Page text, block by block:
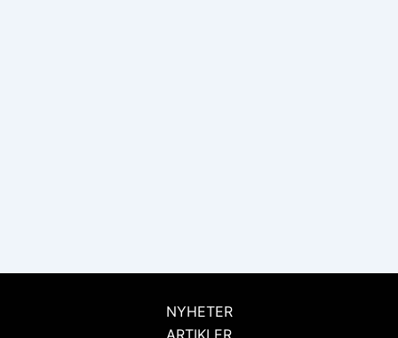
NYHETER
ARTIKLER